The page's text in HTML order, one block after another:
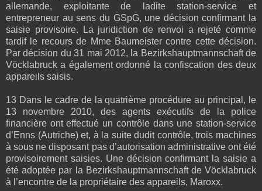
allemande, exploitante de ladite station-service et
entrepreneur au sens du GSpG, une décision confirmant la
saisie provisoire. La juridiction de renvoi a rejeté comme
tardif le recours de Mme Baumeister contre cette décision.
Par décision du 31 mai 2012, la Bezirkshauptmannschaft de
Vöcklabruck a également ordonné la confiscation des deux
appareils saisis.
13 Dans le cadre de la quatrième procédure au principal, le
13 novembre 2010, des agents exécutifs de la police
financière ont effectué un contrôle dans une station-service
d’Enns (Autriche) et, à la suite dudit contrôle, trois machines
à sous ne disposant pas d’autorisation administrative ont été
provisoirement saisies. Une décision confirmant la saisie a
été adoptée par la Bezirkshauptmannschaft de Vöcklabruck
à l’encontre de la propriétaire des appareils, Maroxx.